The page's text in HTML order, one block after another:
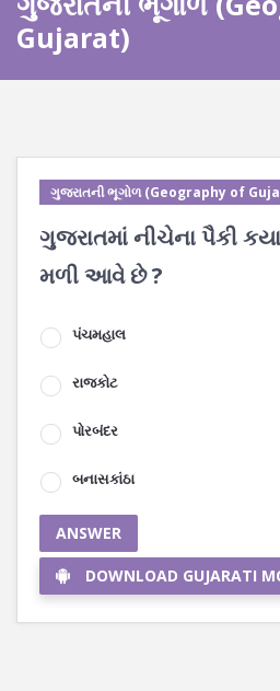
Gujarat)
ગુજરાતની ભૂગોળ (Geography of
ગુજરાતમાં નીચેના પૈકી
મળી આવે છે ?
પંચમહાલ
રાજકોટ
પોરબંદર
બનાસકાંઠા
ANSWER
DOWNLOAD GUJARATI